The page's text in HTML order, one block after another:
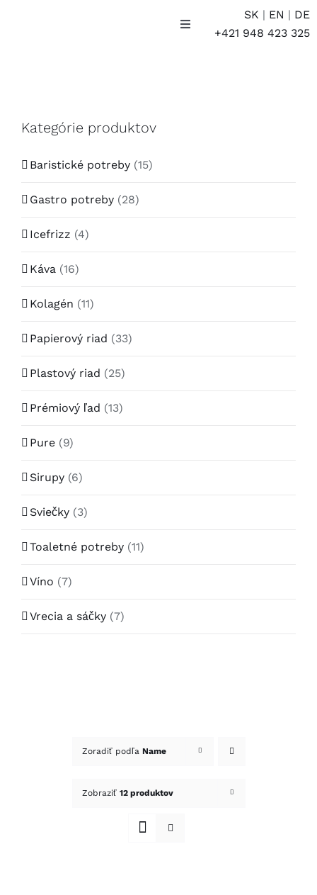
Toggle
SK | EN | DE
+421 948 423 325
Zoradiť podľa Name
Zobraziť 12 produktov
Kategórie produktov
Baristické potreby (15)
Gastro potreby (28)
Icefrizz (4)
Káva (16)
Kolagén (11)
Papierový riad (33)
Plastový riad (25)
Prémiový ľad (13)
Pure (9)
Sirupy (6)
Sviečky (3)
Toaletné potreby (11)
Víno (7)
Vrecia a sáčky (7)